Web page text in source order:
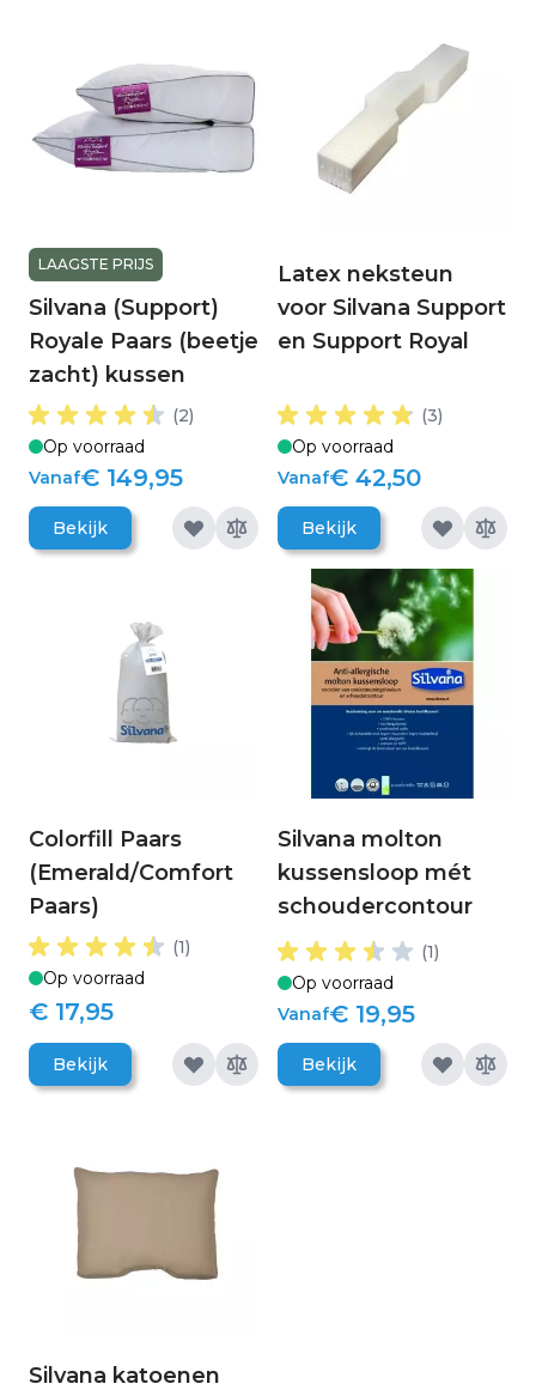
LAAGSTE PRIJS
Silvana (Support)
Royale Paars (beetje
zacht) kussen
(2)
Op voorraad
Vanaf€ 149,95
Bekijk
Latex neksteun
voor Silvana Support
en Support Royal
(3)
Op voorraad
Vanaf€ 42,50
Bekijk
Colorfill Paars
(Emerald/Comfort
Paars)
(1)
Op voorraad
€ 17,95
Bekijk
Silvana molton
kussensloop mét
schoudercontour
(1)
Op voorraad
Vanaf€ 19,95
Bekijk
Silvana katoenen